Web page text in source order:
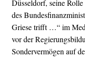
Düsseldorf, seine
des
Griese trifft …“ im
vor der
Sondervermögen auf